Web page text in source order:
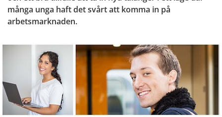
många unga haft det svårt att komma in på
arbetsmarknaden.